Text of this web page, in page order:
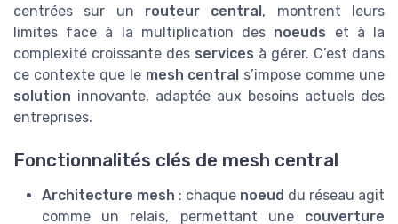
centrées sur un routeur central, montrent leurs
limites face à la multiplication des noeuds et à la
complexité croissante des services à gérer. C’est dans
ce contexte que le mesh central s’impose comme une
solution innovante, adaptée aux besoins actuels des
entreprises.
Fonctionnalités clés de mesh central
Architecture mesh : chaque noeud du réseau agit
comme un relais, permettant une couverture